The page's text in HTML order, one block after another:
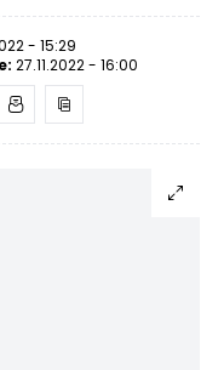
- 15:29
27.11.2022 - 16:00